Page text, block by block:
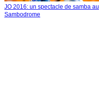
JO 2016: un spectacle de samba au
Sambodrome